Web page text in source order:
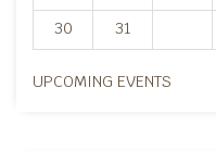
30
31
UPCOMING EVENTS